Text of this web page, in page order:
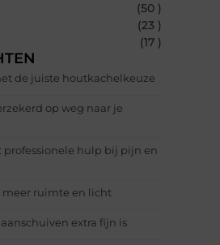
(50 )
(23 )
(17 )
de juiste houtkachelkeuze
op weg naar je
professionele hulp bij pijn en
meer ruimte en licht
extra fijn is